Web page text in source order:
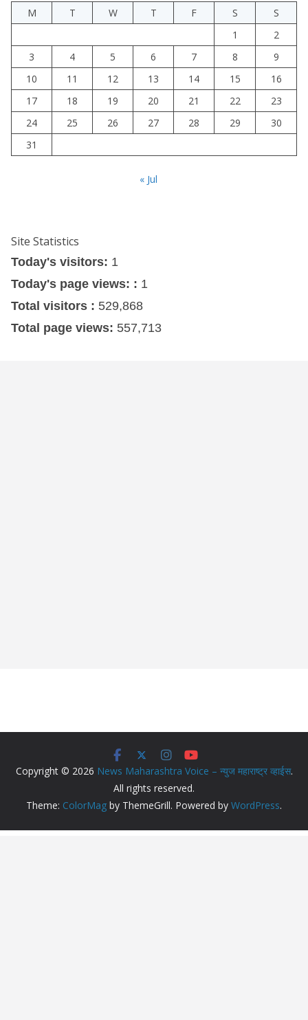
M
T W T F S
S
1
2
3
4 5 6 7 8
9
10
11 12 13 14 15
16
17
18 19 20 21 22
23
24
25 26 27 28 29
30
31
« Jul
Site Statistics
Today's visitors: 1
Today's page views: : 1
Total visitors : 529,868
Total page views: 557,713
Copyright © 2026 News Maharashtra Voice – न्युज महाराष्ट्र व्हाईस.
All rights reserved.
Theme: ColorMag by ThemeGrill. Powered by WordPress.